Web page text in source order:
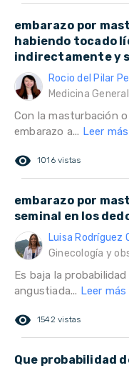
embarazo por
habiendo tocado
indirectamente y
Rocio del Pilar
Medicina General
Con la masturbación
embarazo a... Leer más
remove_red_eye 1016 vistas
embarazo por
seminal en los
Luisa Rodríguez
Ginecología y
Es baja la
angustiada... Leer más
remove_red_eye 1542 vistas
Que probabilidad